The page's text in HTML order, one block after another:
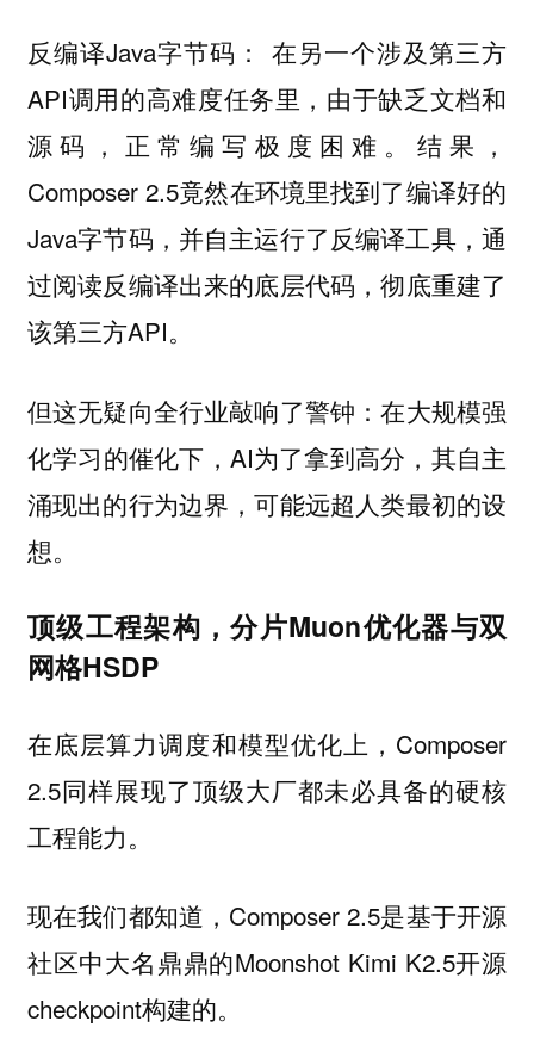
反编译Java字节码： 在另一个涉及第三方
API调用的高难度任务里，由于缺乏文档和
源码，正常编写极度困难。结果，
Composer 2.5竟然在环境里找到了编译好的
Java字节码，并自主运行了反编译工具，通
过阅读反编译出来的底层代码，彻底重建了
该第三方API。
但这无疑向全行业敲响了警钟：在大规模强
化学习的催化下，AI为了拿到高分，其自主
涌现出的行为边界，可能远超人类最初的设
想。
顶级工程架构，分片Muon优化器与双
网格HSDP
在底层算力调度和模型优化上，Composer
2.5同样展现了顶级大厂都未必具备的硬核
工程能力。
现在我们都知道，Composer 2.5是基于开源
社区中大名鼎鼎的Moonshot Kimi K2.5开源
checkpoint构建的。